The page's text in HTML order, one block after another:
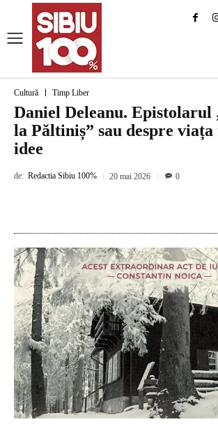
Cultură Timp Liber
Daniel Deleanu. Epistolarul
la Păltiniș” sau despre
idee
de: Redactia Sibiu 100% 20 mai 2026 0